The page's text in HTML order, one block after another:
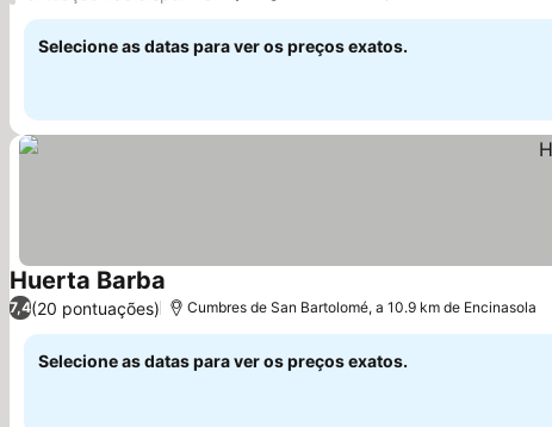
Selecione as datas para ver os preços exatos.
Huerta Barba Ver preços
7,4(20 pontuações) Cumbres de San Bartolomé, a 10.9 km de Encinasola
Selecione as datas para ver os preços exatos.